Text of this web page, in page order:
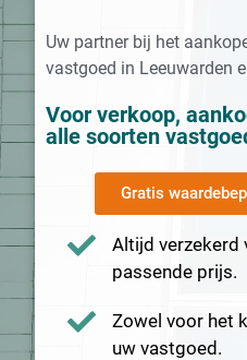
Uw partner bij het
vastgoed in Leeuwarden
Voor verkoop,
alle soorten
Gratis
Altijd verzekerd
passende prijs.
Zowel voor het
uw vastgoed.